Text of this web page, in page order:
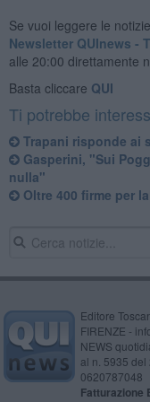
Se vuoi leggere le
Newsletter QUInews -
alle 20:00 direttamente
Basta cliccare QUI
Ti potrebbe
Trapani risponde ai
Gasperini, "Sui
nulla"
Oltre 400 firme per
Editore
FIRENZE -
NEWS
al n. 5935 del
0620787048
Fatturazione